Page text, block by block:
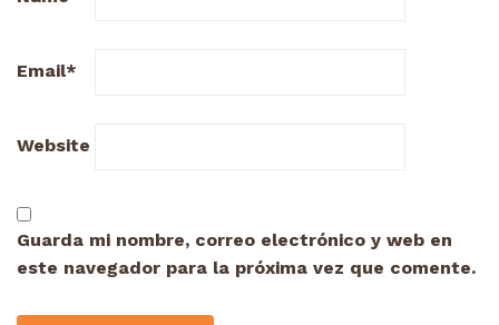
Email*
Website
Guarda mi nombre, correo electrónico y web en
este navegador para la próxima vez que comente.